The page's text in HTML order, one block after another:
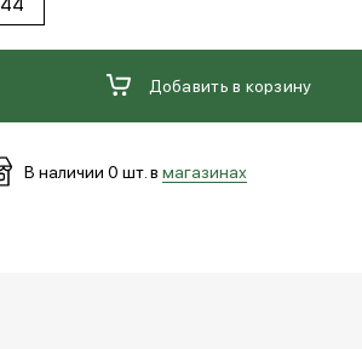
Добавить в корзину
В наличии 0 шт. в магазинах